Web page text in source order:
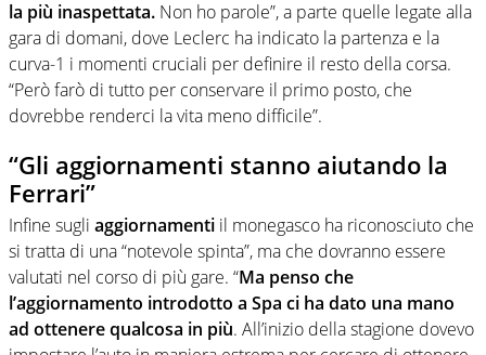
la più inaspettata. Non ho parole”, a parte quelle legate alla
gara di domani, dove Leclerc ha indicato la partenza e la
curva-1 i momenti cruciali per definire il resto della corsa.
“Però farò di tutto per conservare il primo posto, che
dovrebbe renderci la vita meno difficile”.
“Gli aggiornamenti stanno aiutando la
Ferrari”
Infine sugli aggiornamenti il monegasco ha riconosciuto che
si tratta di una “notevole spinta”, ma che dovranno essere
valutati nel corso di più gare. “Ma penso che
l’aggiornamento introdotto a Spa ci ha dato una mano
ad ottenere qualcosa in più. All’inizio della stagione dovevo